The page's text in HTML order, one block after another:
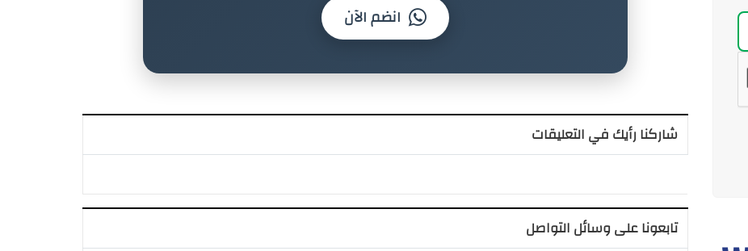
انضم الآن
شاركنا رأيك في التعليقات
تابعونا على وسائل التواصل